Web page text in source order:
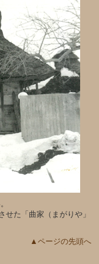
た「曲家（まがりや」
▲ページの先頭へ